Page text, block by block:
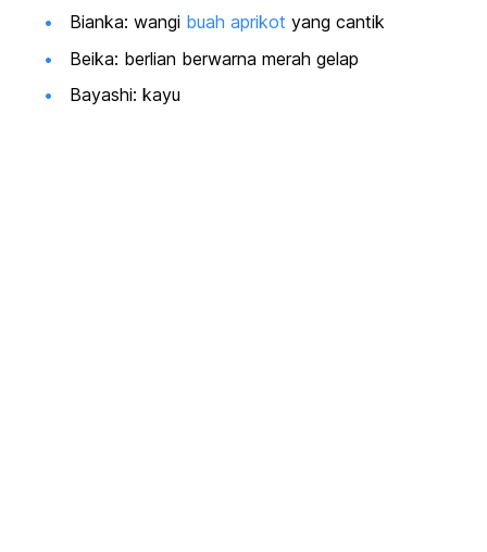
Bianka: wangi buah aprikot yang cantik
Beika: berlian berwarna merah gelap
Bayashi: kayu